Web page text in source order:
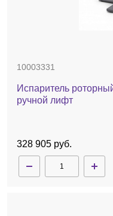
10003331
Испаритель
ручной лифт
328 905 руб.